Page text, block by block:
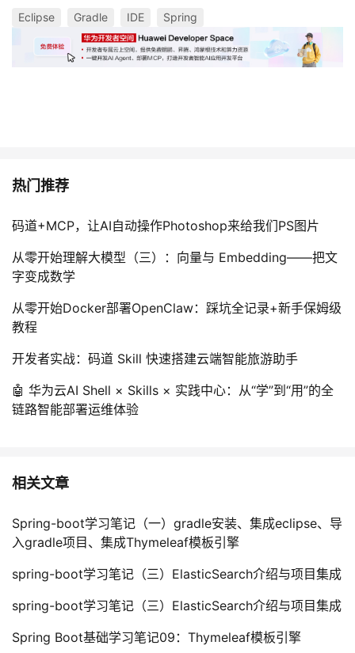
Eclipse Gradle IDE Spring
热门推荐
码道+MCP，让AI自动操作Photoshop来给我们PS图片
从零开始理解大模型（三）：向量与 Embedding——把文
字变成数学
从零开始Docker部署OpenClaw：踩坑全记录+新手保姆级
教程
开发者实战：码道 Skill 快速搭建云端智能旅游助手
🤖 华为云AI Shell × Skills × 实践中心：从“学”到“用”的全
链路智能部署运维体验
相关文章
Spring-boot学习笔记（一）gradle安装、集成eclipse、导
入gradle项目、集成Thymeleaf模板引擎
spring-boot学习笔记（三）ElasticSearch介绍与项目集成
spring-boot学习笔记（三）ElasticSearch介绍与项目集成
Spring Boot基础学习笔记09：Thymeleaf模板引擎